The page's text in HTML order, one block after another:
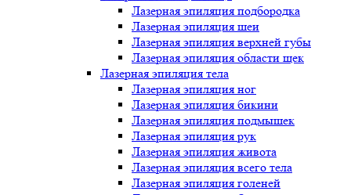
Лазерная эпиляция подбородка
Лазерная эпиляция шеи
Лазерная эпиляция верхней губы
Лазерная эпиляция области щек
Лазерная эпиляция тела
Лазерная эпиляция ног
Лазерная эпиляция бикини
Лазерная эпиляция подмышек
Лазерная эпиляция рук
Лазерная эпиляция живота
Лазерная эпиляция всего тела
Лазерная эпиляция голеней